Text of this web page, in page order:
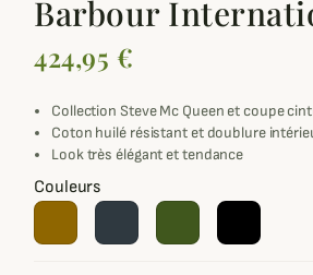
Barbour
424,95 €
Collection Steve Mc Queen et coupe
Coton huilé résistant et doublure
Look très élégant et tendance
Couleurs